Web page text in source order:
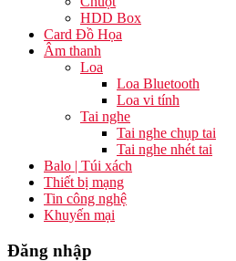
HDD Box
Card Đồ Họa
Âm thanh
Loa
Loa Bluetooth
Loa vi tính
Tai nghe
Tai nghe chụp tai
Tai nghe nhét tai
Balo | Túi xách
Thiết bị mạng
Tin công nghệ
Khuyến mại
Đăng nhập